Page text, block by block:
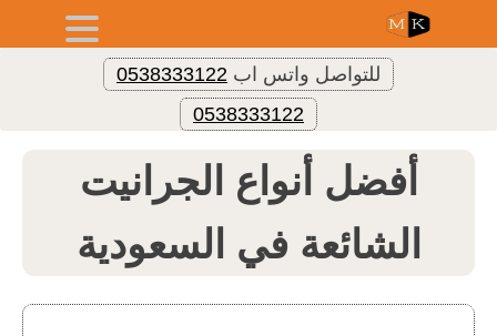
للتواصل واتس اب 0538333122
0538333122
أفضل أنواع الجرانيت
الشائعة في السعودية